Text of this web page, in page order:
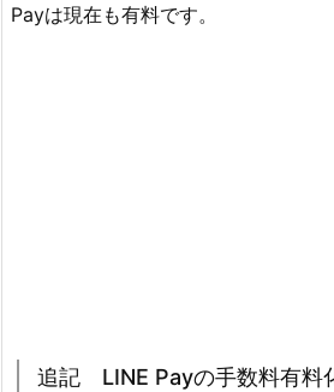
Payは現在も有料です。
追記 LINE Payの手数料有料